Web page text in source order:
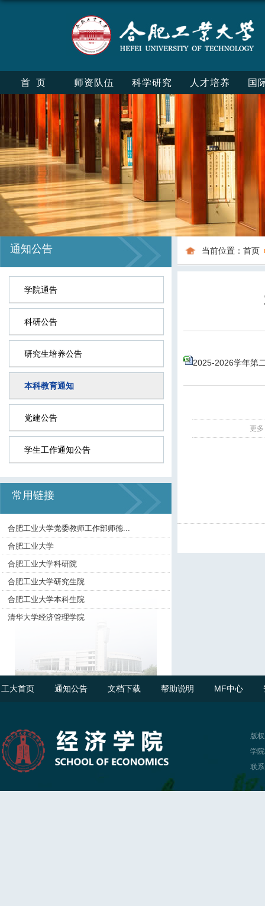
首页 师资队伍 科学研究 人才培养 国
通知公告
学院通告
科研公告
研究生培养公告
本科教育通知
党建公告
学生工作通知公告
常用链接
合肥工业大学党委教师工作部师德...
合肥工业大学
合肥工业大学科研院
合肥工业大学研究生院
合肥工业大学本科生院
清华大学经济管理学院
当前位置： 首页
2025-2026学年第
更多
工大首页 通知公告 文档下载 帮助说明 MF中心
版
学
联